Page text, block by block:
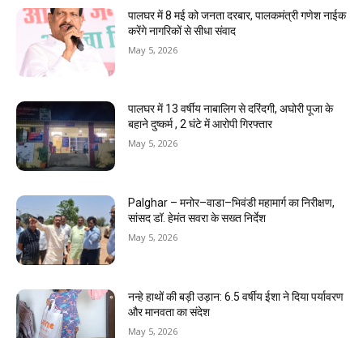
पालघर में 8 मई को जनता दरबार, पालकमंत्री गणेश नाईक
करेंगे नागरिकों से सीधा संवाद
May 5, 2026
पालघर में 13 वर्षीय नाबालिग से दरिंदगी, अघोरी पूजा के
बहाने दुष्कर्म , 2 घंटे में आरोपी गिरफ्तार
May 5, 2026
Palghar – मनोर–वाडा–भिवंडी महामार्ग का निरीक्षण,
सांसद डॉ. हेमंत सवरा के सख्त निर्देश
May 5, 2026
नन्हे हाथों की बड़ी उड़ान: 6.5 वर्षीय ईशा ने दिया पर्यावरण
और मानवता का संदेश
May 5, 2026